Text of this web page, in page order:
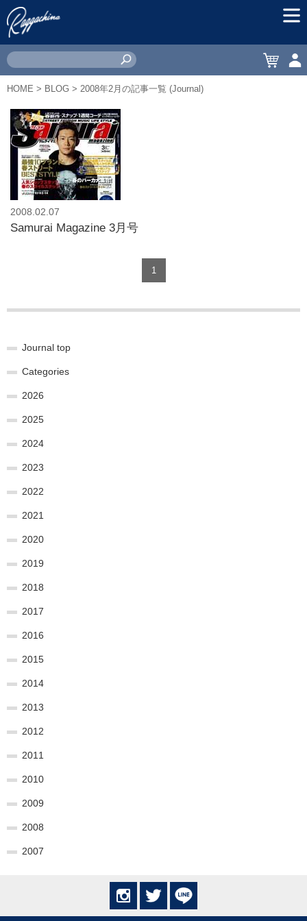
HOME > BLOG > 2008年2月の記事一覧 (Journal)
2008.02.07
Samurai Magazine 3月号
1
Journal top
Categories
2026
2025
2024
2023
2022
2021
2020
2019
2018
2017
2016
2015
2014
2013
2012
2011
2010
2009
2008
2007